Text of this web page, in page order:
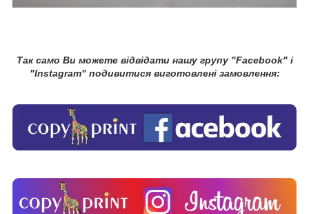
Так само Ви можете відвідати нашу групу "Facebook" і
"Instagram" подивитися виготовлені замовлення: